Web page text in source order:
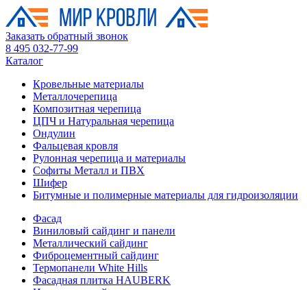
Заказать обратный звонок
8 495 032-77-99
Каталог
Кровельные материалы
Металлочерепица
Композитная черепица
ЦПЧ и Натуральная черепица
Ондулин
Фальцевая кровля
Рулонная черепица и материалы
Софиты Металл и ПВХ
Шифер
Битумные и полимерные материалы для гидроизоляции
Фасад
Виниловый сайдинг и панели
Металлический сайдинг
Фиброцементный сайдинг
Термопанели White Hills
Фасадная плитка HAUBERK